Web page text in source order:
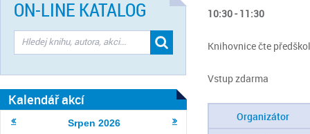
10:30 - 11:30
Knihovnice čte
Vstup zdarma
Organizátor
ON-LINE KATALOG
Kalendář akcí
Srpen 2026